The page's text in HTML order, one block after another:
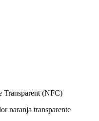
Transparent (NFC)
naranja transparente